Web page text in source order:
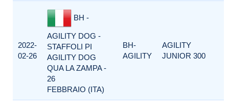
2022-
02-26
BH -
AGILITY DOG -
STAFFOLI PI
AGILITY DOG
QUA LA ZAMPA -
26
FEBBRAIO (ITA)
BH-
AGILITY
AGILITY
JUNIOR 300